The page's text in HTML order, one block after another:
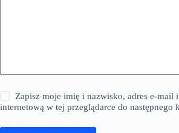
Zapisz moje imię i nazwisko, adres e-mail
internetową w tej przeglądarce do następnego